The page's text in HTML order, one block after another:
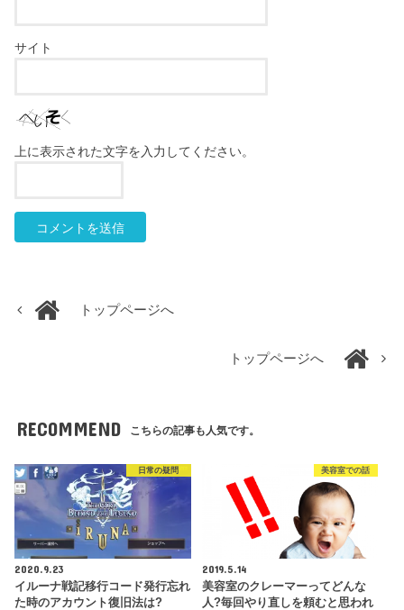
サイト
上に表示された文字を入力してください。
トップページへ
トップページへ
RECOMMEND こちらの記事も人気です。
日常の疑問
2020.9.23
イルーナ戦記移行コード発行忘れ
た時のアカウント復旧法は?
美容室での話
2019.5.14
美容室のクレーマーってどんな
人?毎回やり直しを頼むと思われ